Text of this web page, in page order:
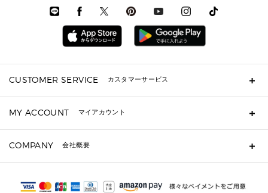
メンズ ウェア
メンズ 時計・その他
メンズウェア
▶ 財布すべて
ミニ財布・フラグメントケース
折り財布(二つ折り・三つ折り)
長財布
▶ 小物すべて
キーケース
定期ケース・カードケース・名刺入れ
ポーチ
サンダル
CUSTOMER SERVICE カスタマーサービス
ギフト用にラッピングができますか？
ショッピングバッグを購入商品分送ってもらえますか？
注文後に完了メールが受信できないのですが？
サイズ交換はできますか？
MY ACCOUNT マイアカウント
COMPANY 会社概要
会社概要